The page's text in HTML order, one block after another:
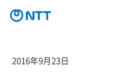
2016年9月23日